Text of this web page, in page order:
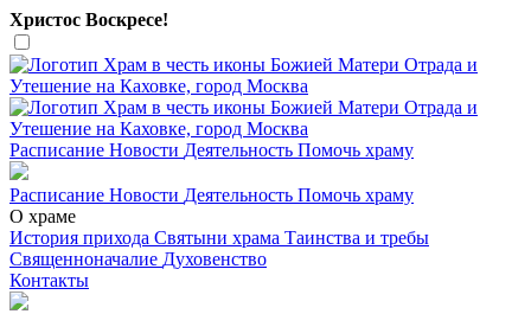
Христос Воскресе!
Расписание Новости Деятельность Помочь храму
Расписание Новости Деятельность Помочь храму
О храме
История прихода Святыни храма Таинства и требы
Священноначалие Духовенство
Контакты